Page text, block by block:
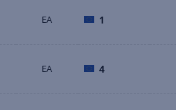
EA 1
EA 4